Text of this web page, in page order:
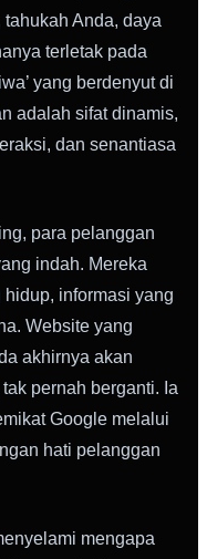
Anda, daya
terletak pada
yang berdenyut di
adalah sifat dinamis,
dan senantiasa
para pelanggan
indah. Mereka
informasi yang
Website yang
akhirnya akan
pernah berganti. Ia
Google melalui
hati pelanggan
mengapa